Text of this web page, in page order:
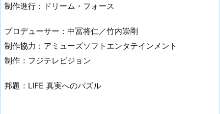
制作進行：ドリーム・フォース
プロデューサー：中冨将仁／竹内崇剛
制作協力：アミューズソフトエンタテインメント
制作：フジテレビジョン
邦題：LIFE 真実へのパズル